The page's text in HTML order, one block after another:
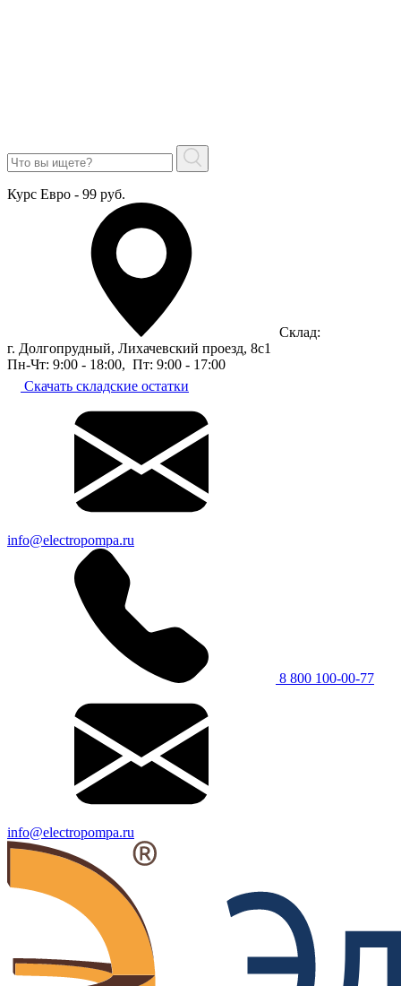
Курс Евро - 99 руб.
Склад:
г. Долгопрудный, Лихачевский проезд, 8c1
Пн-Чт: 9:00 - 18:00, Пт: 9:00 - 17:00
Скачать складские остатки
info@electropompa.ru
8 800 100-00-77
info@electropompa.ru